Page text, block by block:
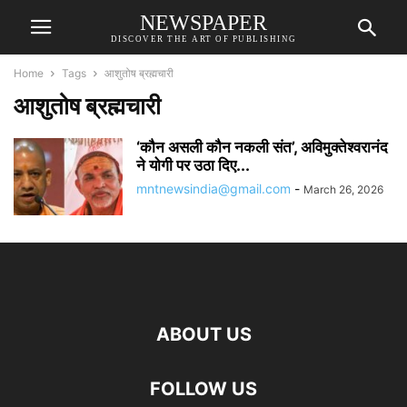
NEWSPAPER
DISCOVER THE ART OF PUBLISHING
Home Tags आशुतोष ब्रह्मचारी
आशुतोष ब्रह्मचारी
‘कौन असली कौन नकली संत’, अविमुक्तेश्वरानंद
ने योगी पर उठा दिए...
mntnewsindia@gmail.com - March 26, 2026
ABOUT US
FOLLOW US